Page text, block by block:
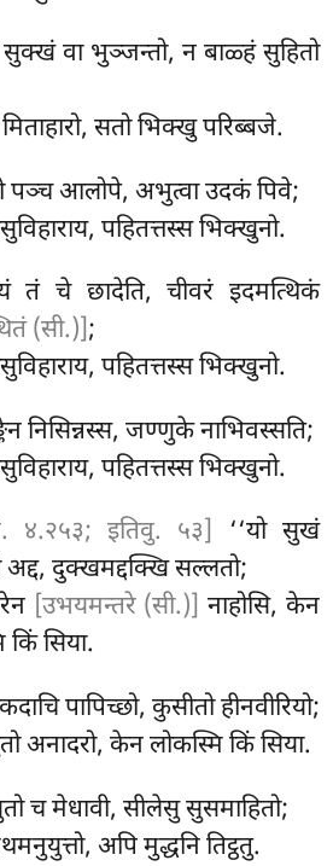
वा भुञ्जन्तो, न बाळ्हं सुहितो
सतो भिक्खु परिब्बजे.
पञ्च आलोपे, अभुत्वा उदकं पिवे;
पहितत्तस्स भिक्खुनो.
तं चे छादेति, चीवरं इदमत्थिकं
(सी.)];
पहितत्तस्स भिक्खुनो.
निसिन्नस्स, जण्णुके नाभिवस्सति;
पहितत्तस्स भिक्खुनो.
४.२५३; इतिवु. ५३]
‘‘यो सुखं
दुक्खमद्दक्खि सल्लतो;
[उभयमन्तरे (सी.)] नाहोसि, केन
किं सिया.
पापिच्छो, कुसीतो हीनवीरियो;
अनादरो, केन लोकस्मि किं सिया.
च मेधावी, सीलेसु सुसमाहितो;
अपि मुद्धनि तिट्ठतु.